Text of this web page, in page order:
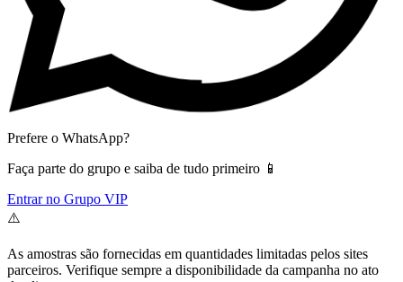
Prefere o WhatsApp?
Faça parte do grupo e saiba de tudo primeiro 📱
Entrar no Grupo VIP
⚠️
As amostras são fornecidas em quantidades limitadas pelos sites
parceiros. Verifique sempre a disponibilidade da campanha no ato